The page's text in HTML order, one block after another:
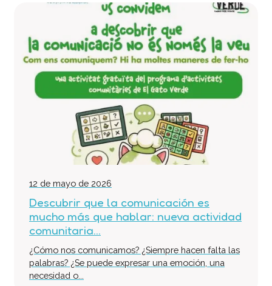
12 de mayo de 2026
Descubrir que la comunicación es
mucho más que hablar: nueva actividad
comunitaria...
¿Cómo nos comunicamos? ¿Siempre hacen falta las
palabras? ¿Se puede expresar una emoción, una
necesidad o...